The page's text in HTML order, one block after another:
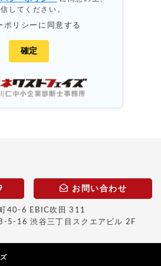
してください。
ポリシーに同意する
お問い合わせ
40-6 EBIC吹田 311
5-16 渋谷三丁目スクエアビル 2F